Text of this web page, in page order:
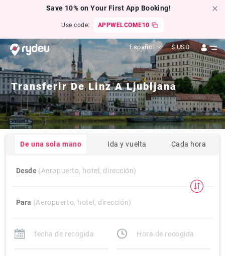
Save 10% on Your First App Booking!
Use code: APPWELCOME10
Español $ USD
Transferir De Linz A Ljubljana
De una sola mano Ida y vuelta Cada hora
Desde (Aeropuerto, hotel, dirección)
Para (Aeropuerto, hotel, dirección)